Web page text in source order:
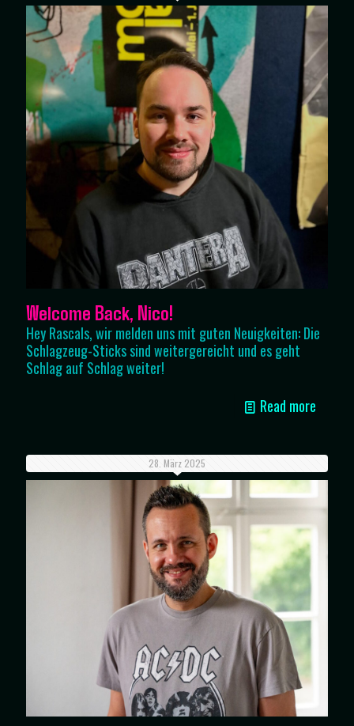
Welcome Back, Nico!
Hey Rascals, wir melden uns mit guten Neuigkeiten: Die
Schlagzeug-Sticks sind weitergereicht und es geht
Schlag auf Schlag weiter!
Read more
28. März 2025